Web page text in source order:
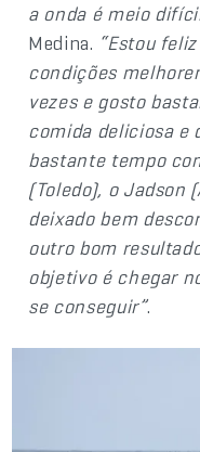
a onda é meio
Medina. “Estou
condições
vezes e gosto
comida deliciosa e
bastante tempo
(Toledo), o Jadson
deixado bem
outro bom
objetivo é chegar
se conseguir”.